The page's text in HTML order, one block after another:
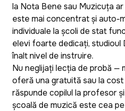
la Nota Bene sau Muzicuța
este mai concentrat și auto-
individuale la școli de stat
elevi foarte dedicați, studioul
înalt nivel de instruire.
Nu neglijați lecția de probă —
oferă una gratuită sau la
răspunde copilul la profesor
școală de muzică este cea